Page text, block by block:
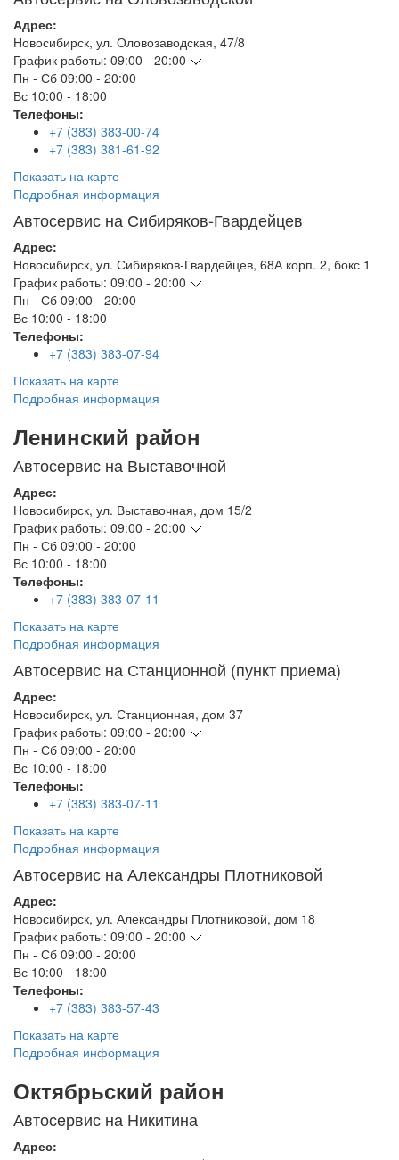
Адрес:
Новосибирск, ул. Оловозаводская, 47/8
График работы: 09:00 - 20:00
Пн - Сб 09:00 - 20:00
Вс 10:00 - 18:00
Телефоны:
+7 (383) 383-00-74
+7 (383) 381-61-92
Показать на карте
Подробная информация
Автосервис на Сибиряков-Гвардейцев
Адрес:
Новосибирск, ул. Сибиряков-Гвардейцев, 68А корп. 2, бокс 1
График работы: 09:00 - 20:00
Пн - Сб 09:00 - 20:00
Вс 10:00 - 18:00
Телефоны:
+7 (383) 383-07-94
Показать на карте
Подробная информация
Ленинский район
Автосервис на Выставочной
Адрес:
Новосибирск, ул. Выставочная, дом 15/2
График работы: 09:00 - 20:00
Пн - Сб 09:00 - 20:00
Вс 10:00 - 18:00
Телефоны:
+7 (383) 383-07-11
Показать на карте
Подробная информация
Автосервис на Станционной (пункт приема)
Адрес:
Новосибирск, ул. Станционная, дом 37
График работы: 09:00 - 20:00
Пн - Сб 09:00 - 20:00
Вс 10:00 - 18:00
Телефоны:
+7 (383) 383-07-11
Показать на карте
Подробная информация
Автосервис на Александры Плотниковой
Адрес:
Новосибирск, ул. Александры Плотниковой, дом 18
График работы: 09:00 - 20:00
Пн - Сб 09:00 - 20:00
Вс 10:00 - 18:00
Телефоны:
+7 (383) 383-57-43
Показать на карте
Подробная информация
Октябрьский район
Автосервис на Никитина
Адрес: